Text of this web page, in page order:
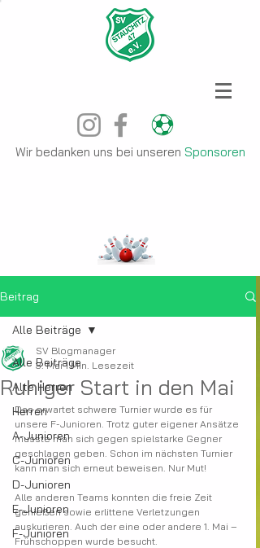
Wir bedanken uns bei unseren Sponsoren
Beitrag
Alle Beiträge
Alte Herren
Herren
A-Junioren
C-Junioren
D-Junioren
E-Junioren
F-Junioren
Alle Beiträge
Ruhiger Start in den Mai
SV Blogmanager
3. Mai 1 Min. Lesezeit
Das erwartet schwere Turnier wurde es für
unsere F-Junioren. Trotz guter eigener Ansätze
musste man sich gegen spielstarke Gegner
geschlagen geben. Schon im nächsten Turnier
kann man sich erneut beweisen. Nur Mut!
Alle anderen Teams konnten die freie Zeit
genießen sowie erlittene Verletzungen
auskurieren. Auch der eine oder andere 1. Mai –
Frühschoppen wurde besucht.